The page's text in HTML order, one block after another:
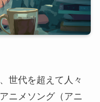
世代を超えて人々
ニメソング（アニ